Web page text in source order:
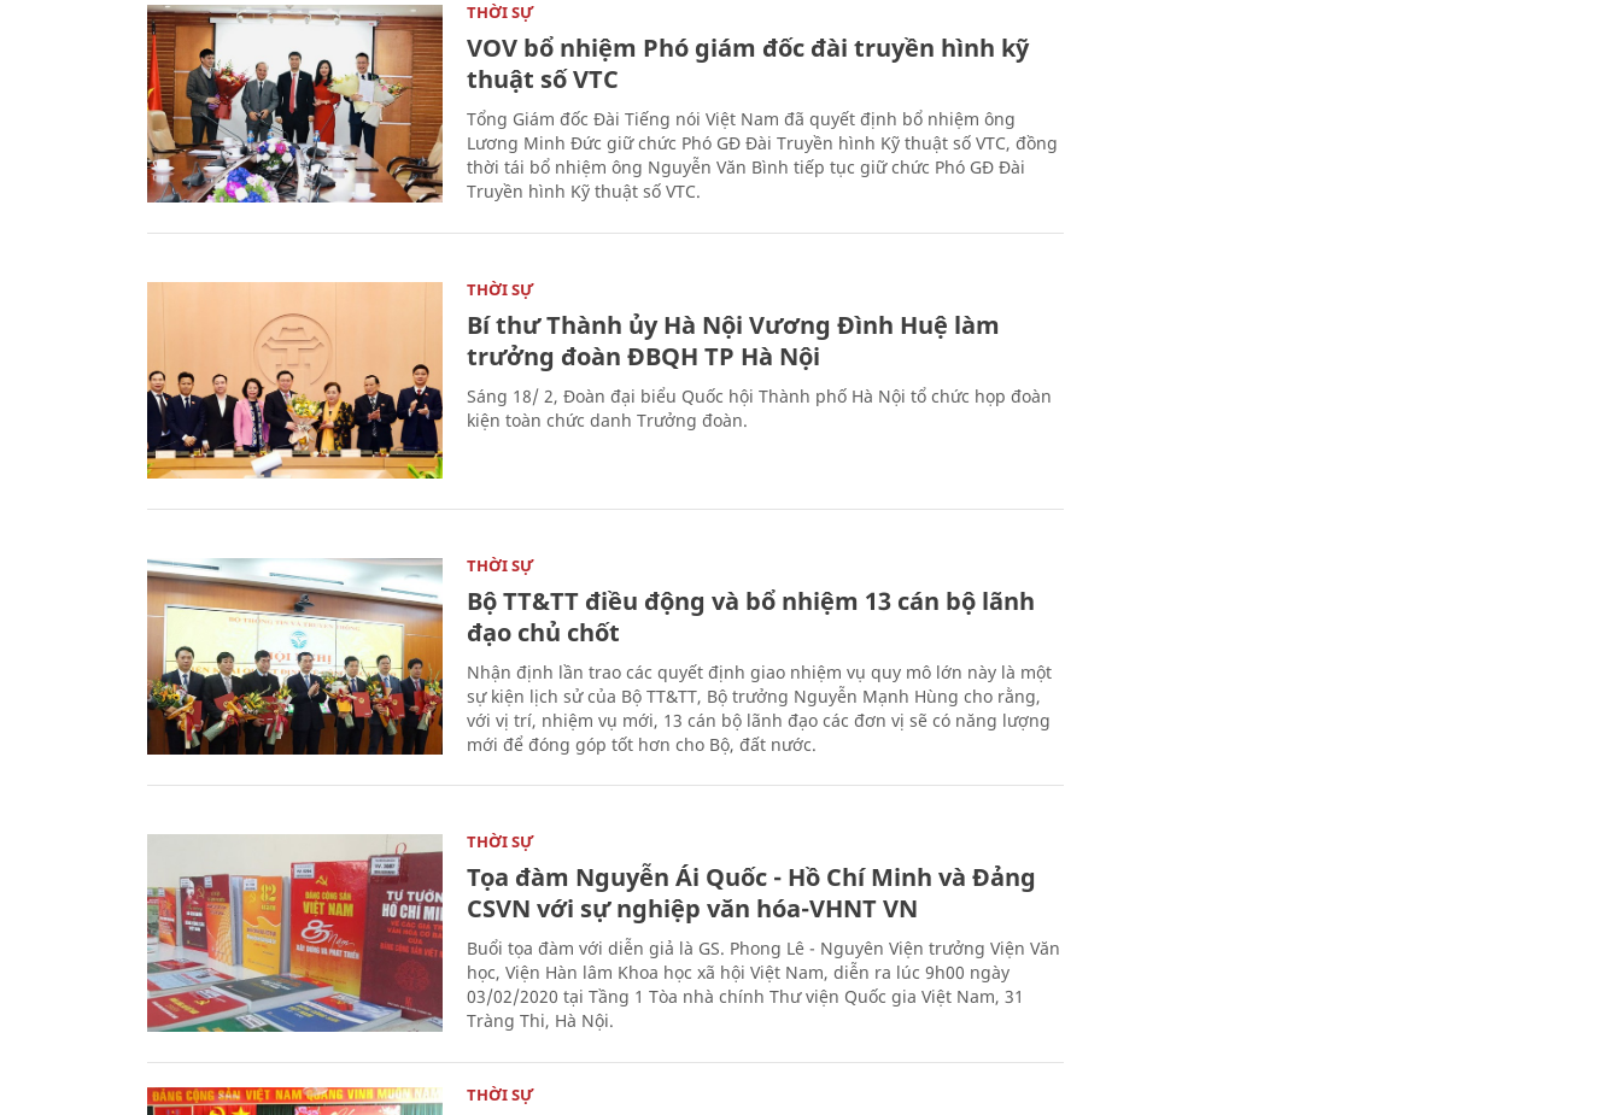
THỜI SỰ
VOV bổ nhiệm Phó giám đốc đài truyền hình kỹ
thuật số VTC
Tổng Giám đốc Đài Tiếng nói Việt Nam đã quyết định bổ nhiệm ông
Lương Minh Đức giữ chức Phó GĐ Đài Truyền hình Kỹ thuật số VTC, đồng
thời tái bổ nhiệm ông Nguyễn Văn Bình tiếp tục giữ chức Phó GĐ Đài
Truyền hình Kỹ thuật số VTC.
THỜI SỰ
Bí thư Thành ủy Hà Nội Vương Đình Huệ làm
trưởng đoàn ĐBQH TP Hà Nội
Sáng 18/ 2, Đoàn đại biểu Quốc hội Thành phố Hà Nội tổ chức họp đoàn
kiện toàn chức danh Trưởng đoàn.
THỜI SỰ
Bộ TT&TT điều động và bổ nhiệm 13 cán bộ lãnh
đạo chủ chốt
Nhận định lần trao các quyết định giao nhiệm vụ quy mô lớn này là một
sự kiện lịch sử của Bộ TT&TT, Bộ trưởng Nguyễn Mạnh Hùng cho rằng,
với vị trí, nhiệm vụ mới, 13 cán bộ lãnh đạo các đơn vị sẽ có năng lượng
mới để đóng góp tốt hơn cho Bộ, đất nước.
THỜI SỰ
Tọa đàm Nguyễn Ái Quốc - Hồ Chí Minh và Đảng
CSVN với sự nghiệp văn hóa-VHNT VN
Buổi tọa đàm với diễn giả là GS. Phong Lê - Nguyên Viện trưởng Viện Văn
học, Viện Hàn lâm Khoa học xã hội Việt Nam, diễn ra lúc 9h00 ngày
03/02/2020 tại Tầng 1 Tòa nhà chính Thư viện Quốc gia Việt Nam, 31
Tràng Thi, Hà Nội.
THỜI SỰ